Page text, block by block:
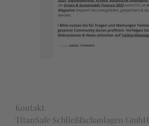
Kontakt
TitanSafe Schließfachanlagen GmbH